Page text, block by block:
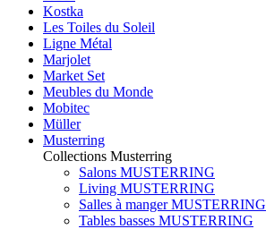
Kostka
Les Toiles du Soleil
Ligne Métal
Marjolet
Market Set
Meubles du Monde
Mobitec
Müller
Musterring
Collections Musterring
Salons MUSTERRING
Living MUSTERRING
Salles à manger MUSTERRING
Tables basses MUSTERRING